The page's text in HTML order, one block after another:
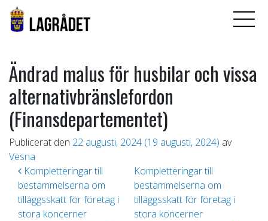
Ändrad malus för husbilar och vissa
alternativbränslefordon
(Finansdepartementet)
Publicerat den 22 augusti, 2024 (19 augusti, 2024) av
Vesna
Inläggsnavigering
Kompletteringar till
bestämmelserna om
tilläggsskatt för företag i
stora koncerner
Kompletteringar till
bestämmelserna om
tilläggsskatt för företag i
stora koncerner